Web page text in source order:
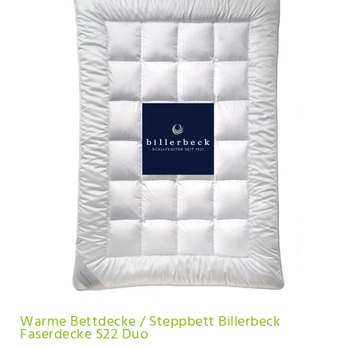
Warme Bettdecke / Steppbett Billerbeck
Faserdecke S22 Duo